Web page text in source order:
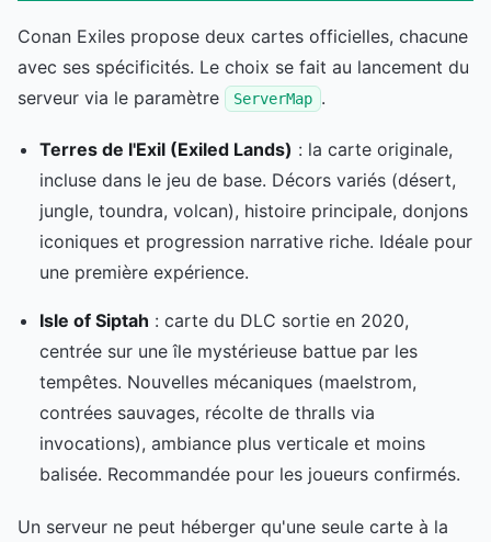
Conan Exiles propose deux cartes officielles, chacune
avec ses spécificités. Le choix se fait au lancement du
serveur via le paramètre
ServerMap .
Terres de l'Exil (Exiled Lands) : la carte originale,
incluse dans le jeu de base. Décors variés (désert,
jungle, toundra, volcan), histoire principale, donjons
iconiques et progression narrative riche. Idéale pour
une première expérience.
Isle of Siptah : carte du DLC sortie en 2020,
centrée sur une île mystérieuse battue par les
tempêtes. Nouvelles mécaniques (maelstrom,
contrées sauvages, récolte de thralls via
invocations), ambiance plus verticale et moins
balisée. Recommandée pour les joueurs confirmés.
Un serveur ne peut héberger qu'une seule carte à la